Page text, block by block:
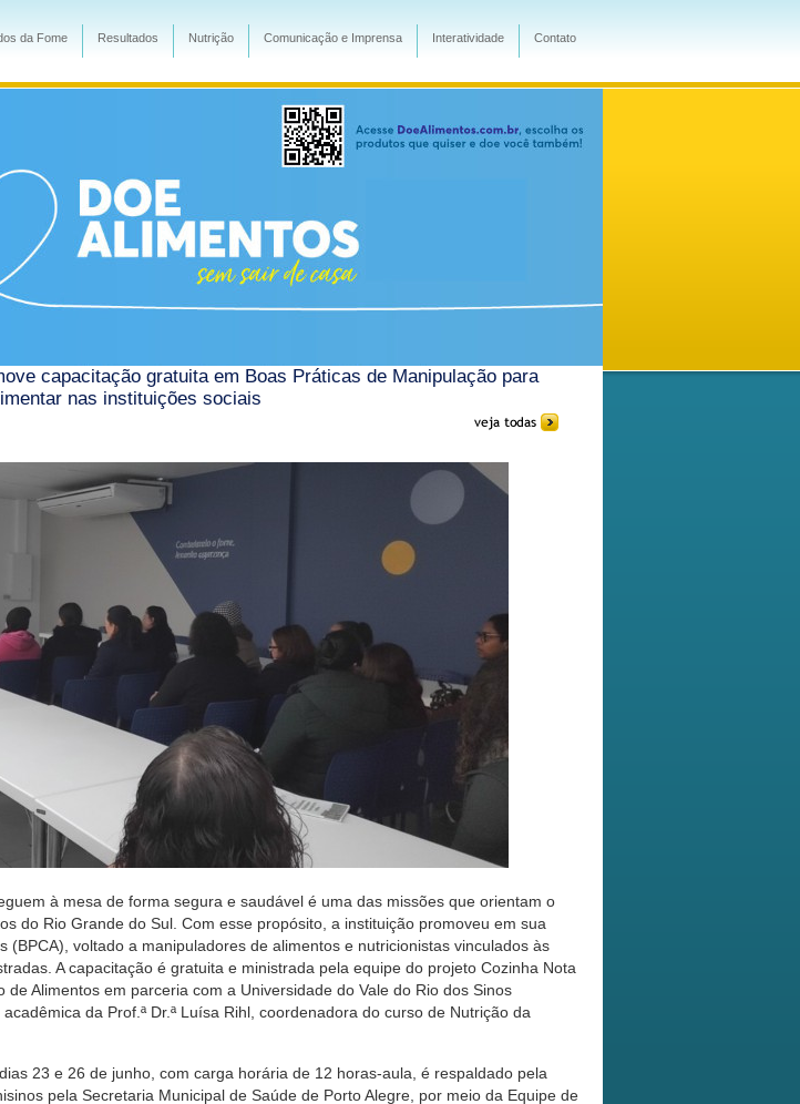
da Fome Resultados Nutrição Comunicação e Imprensa Interatividade Contato
capacitação gratuita em Boas Práticas de Manipulação para
nas instituições sociais
à mesa de forma segura e saudável é uma das missões que orientam o
do Rio Grande do Sul. Com esse propósito, a instituição promoveu em sua
(BPCA), voltado a manipuladores de alimentos e nutricionistas vinculados às
A capacitação é gratuita e ministrada pela equipe do projeto Cozinha Nota
de Alimentos em parceria com a Universidade do Vale do Rio dos Sinos
da Prof.ª Dr.ª Luísa Rihl, coordenadora do curso de Nutrição da
23 e 26 de junho, com carga horária de 12 horas-aula, é respaldado pela
pela Secretaria Municipal de Saúde de Porto Alegre, por meio da Equipe de